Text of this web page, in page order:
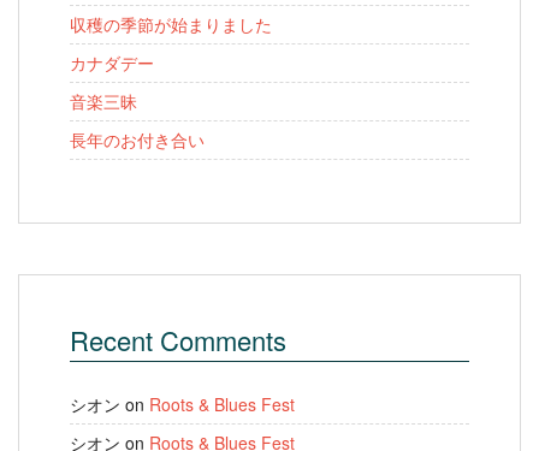
収穫の季節が始まりました
カナダデー
音楽三昧
長年のお付き合い
Recent Comments
シオン on Roots & Blues Fest
シオン on Roots & Blues Fest